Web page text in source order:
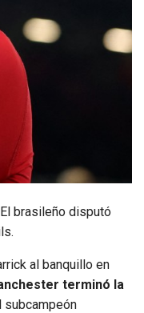
brasileño disputó
al banquillo en
terminó la
subcampeón